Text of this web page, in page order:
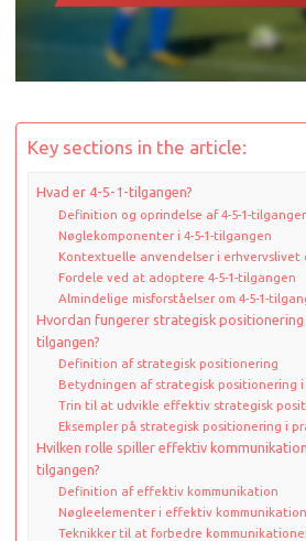
Key sections in the article:
Hvad er 4-5-1-tilgangen?
Definition og oprindelse af 4-5-1-
Nøglekomponenter i 4-5-1-tilgangen
Kontextuelle anvendelser i erhvervslivet
Fordele ved at adoptere 4-5-1-tilgangen
Almindelige misforståelser om 4-5-1-
Hvordan fungerer strategisk positionering
tilgangen?
Definition af strategisk positionering
Betydningen af strategisk positionering i
Trin til at udvikle effektiv strategisk
Eksempler på strategisk positionering i
Hvilken rolle spiller effektiv
tilgangen?
Definition af effektiv kommunikation
Nøgleelementer i effektiv
Teknikker til at forbedre